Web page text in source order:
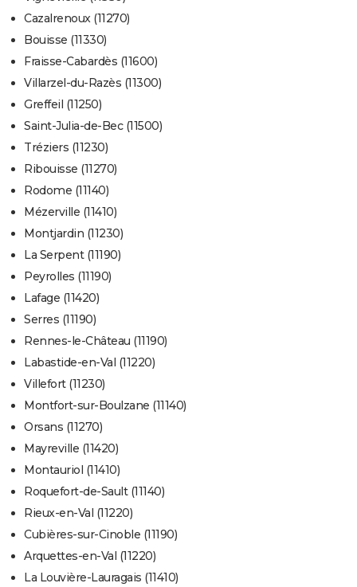
Cazalrenoux (11270)
Bouisse (11330)
Fraisse-Cabardès (11600)
Villarzel-du-Razès (11300)
Greffeil (11250)
Saint-Julia-de-Bec (11500)
Tréziers (11230)
Ribouisse (11270)
Rodome (11140)
Mézerville (11410)
Montjardin (11230)
La Serpent (11190)
Peyrolles (11190)
Lafage (11420)
Serres (11190)
Rennes-le-Château (11190)
Labastide-en-Val (11220)
Villefort (11230)
Montfort-sur-Boulzane (11140)
Orsans (11270)
Mayreville (11420)
Montauriol (11410)
Roquefort-de-Sault (11140)
Rieux-en-Val (11220)
Cubières-sur-Cinoble (11190)
Arquettes-en-Val (11220)
La Louvière-Lauragais (11410)